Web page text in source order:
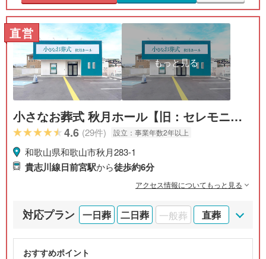
直営
もっと見る
小さなお葬式 秋月ホール【旧：セレモニー
ハウス 秋月】
4.6 (29件) 設立： 事業年数2年以上
和歌山県和歌山市秋月283-1
貴志川線日前宮駅から徒歩約6分
アクセス情報についてもっと見る
対応プラン 一日葬 二日葬 一般葬 直葬
おすすめポイント